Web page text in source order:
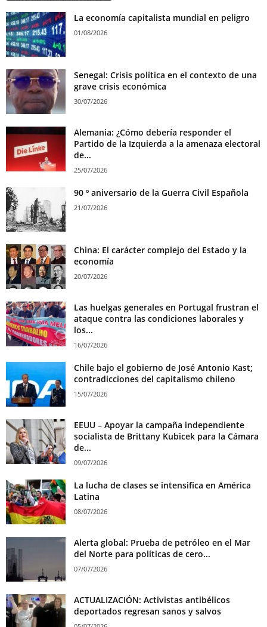
La economía capitalista mundial en peligro
01/08/2026
Senegal: Crisis política en el contexto de una
grave crisis económica
30/07/2026
Alemania: ¿Cómo debería responder el
Partido de la Izquierda a la amenaza electoral
de...
25/07/2026
90 º aniversario de la Guerra Civil Española
21/07/2026
China: El carácter complejo del Estado y la
economía
20/07/2026
Las huelgas generales en Portugal frustran el
ataque contra las condiciones laborales y
los...
16/07/2026
Chile bajo el gobierno de José Antonio Kast;
contradicciones del capitalismo chileno
15/07/2026
EEUU – Apoyar la campaña independiente
socialista de Brittany Kubicek para la Cámara
de...
09/07/2026
La lucha de clases se intensifica en América
Latina
08/07/2026
Alerta global: Prueba de petróleo en el Mar
del Norte para políticas de cero...
07/07/2026
ACTUALIZACIÓN: Activistas antibélicos
deportados regresan sanos y salvos